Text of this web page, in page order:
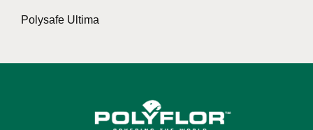
Polysafe Ultima